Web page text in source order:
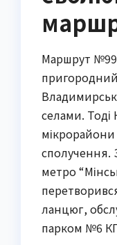
Маршрут №99
селами. Тоді
сполучення.
метро
ланцюг,
парком №6 КП